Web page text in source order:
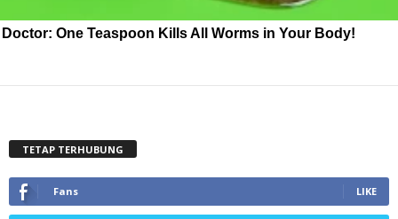
Doctor: One Teaspoon Kills All Worms in Your Body!
TETAP TERHUBUNG
Fans LIKE